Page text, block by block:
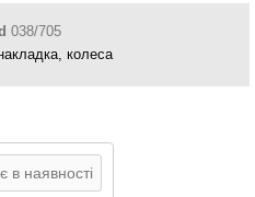
038/705
колеса
в наявності